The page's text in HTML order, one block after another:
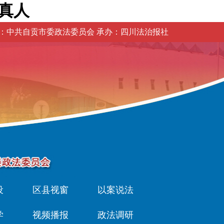
人
中共自贡市委政法委员会 承办：四川法治报社
区县视窗 以案说法
视频播报 政法调研